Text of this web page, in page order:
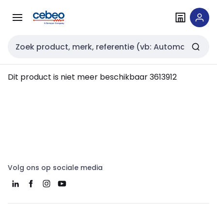
naar
naar
Zoekveld invoer
Dit product is niet meer beschikbaar3613912
Volg ons op sociale media